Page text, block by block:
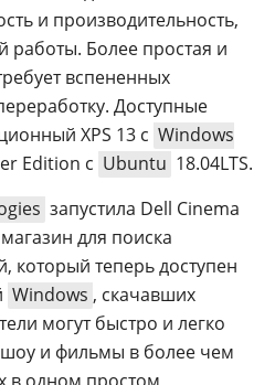
и производительность,
работы. Более простая и
вспененных
Доступные
XPS 13 с Windows
Edition с Ubuntu 18.04LTS.
запустила Dell Cinema
для поиска
который теперь доступен
Windows , скачавших
могут быстро и легко
шоу и фильмы в более чем